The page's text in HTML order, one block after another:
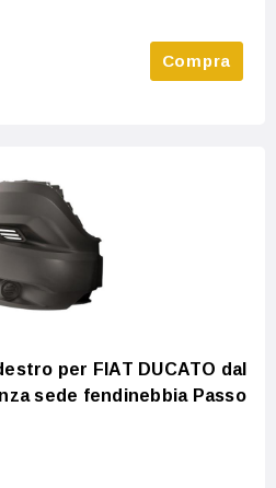
Compra
per FIAT DUCATO dal
sede fendinebbia Passo